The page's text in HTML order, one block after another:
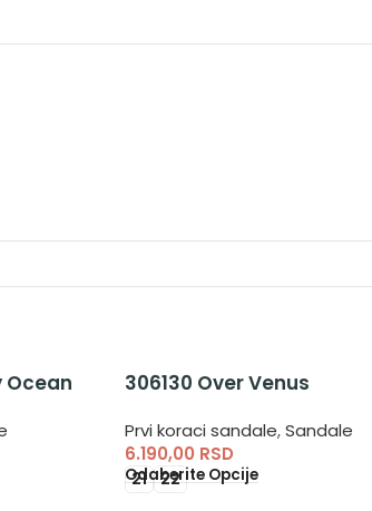
Ocean 306130 Over Venus
Prvi koraci sandale,Sandale
6.190,00 RSD
Odaberite Opcije
21 22